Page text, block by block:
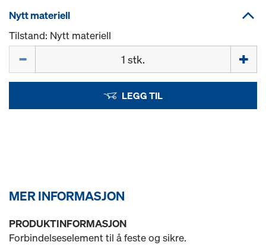
Nytt materiell
Tilstand: Nytt materiell
LEGG TIL
MER INFORMASJON
PRODUKTINFORMASJON
Forbindelseselement til å feste og sikre.